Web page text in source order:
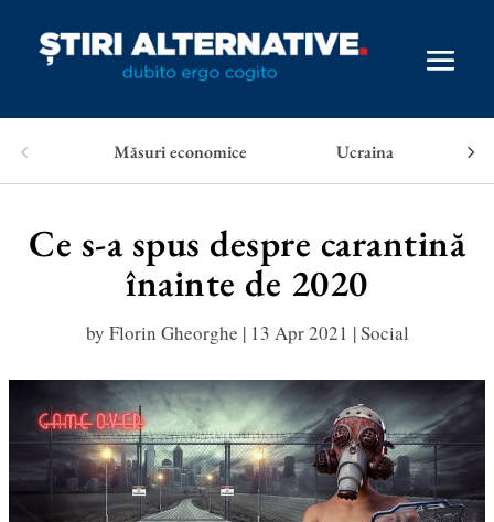
Măsuri economice Ucraina
Ce s-a spus despre carantină
înainte de 2020
by Florin Gheorghe | 13 Apr 2021 |Social